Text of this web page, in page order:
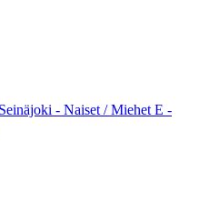
- Naiset / Miehet E -